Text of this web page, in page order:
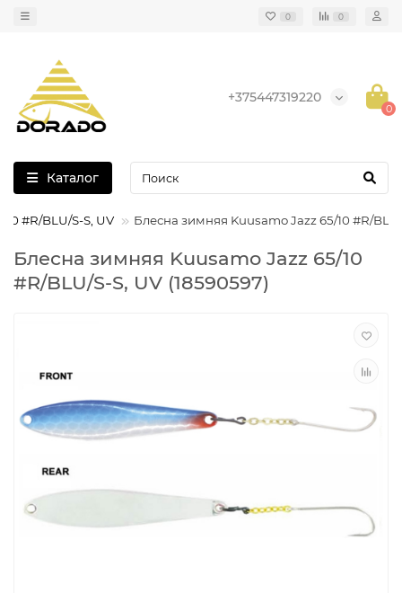
0 0
+375447319220
0
Каталог
#R/BLU/S-S, UV Блесна зимняя Kuusamo Jazz 65/10 #R/BLU/
Блесна зимняя Kuusamo Jazz 65/10
#R/BLU/S-S, UV (18590597)